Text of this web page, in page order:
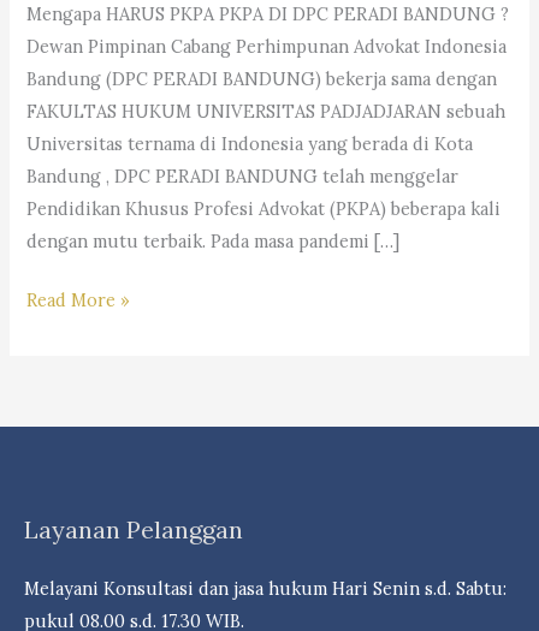
Mengapa HARUS PKPA PKPA DI DPC PERADI BANDUNG ?
Dewan Pimpinan Cabang Perhimpunan Advokat Indonesia
Bandung (DPC PERADI BANDUNG) bekerja sama dengan
FAKULTAS HUKUM UNIVERSITAS PADJADJARAN sebuah
Universitas ternama di Indonesia yang berada di Kota
Bandung , DPC PERADI BANDUNG telah menggelar
Pendidikan Khusus Profesi Advokat (PKPA) beberapa kali
dengan mutu terbaik. Pada masa pandemi […]
KABAR
PENDIDIKAN
ADVOKAT
ANGKATAN
IX
Read More »
Layanan Pelanggan
Melayani Konsultasi dan jasa hukum Hari Senin s.d. Sabtu:
pukul 08.00 s.d. 17.30 WIB.